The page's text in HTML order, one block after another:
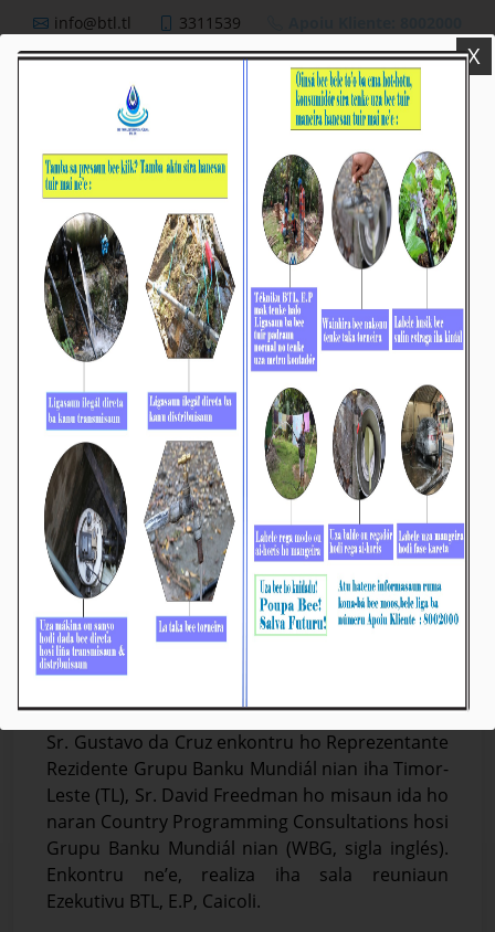
info@btl.tl 3311539
Prezidente KE BTL, E.P Enkontru ho Parseiru
Grupu Banku Mundiál
Média_BTL, E.P
(KE) Bee Timor-Leste, Empreza Públika (BTL, E.P),
Sr. Gustavo da Cruz enkontru ho Reprezentante
Rezidente Grupu Banku Mundiál nian iha Timor-
Leste (TL), Sr. David Freedman ho misaun ida ho
naran Country Programming Consultations hosi
Grupu Banku Mundiál nian (WBG, sigla inglés).
Enkontru ne’e, realiza iha sala reuniaun
Ezekutivu BTL, E.P, Caicoli.
X